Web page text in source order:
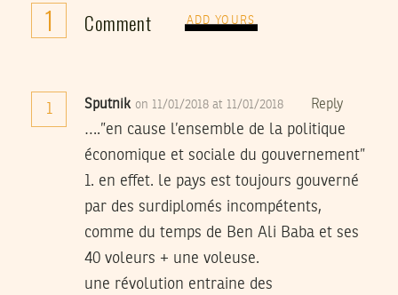
1 Comment ADD YOURS
1 Sputnik on 11/01/2018 at 11/01/2018 Reply
….”en cause l’ensemble de la politique
économique et sociale du gouvernement”
1. en effet. le pays est toujours gouverné
par des surdiplomés incompétents,
comme du temps de Ben Ali Baba et ses
40 voleurs + une voleuse.
une révolution entraine des